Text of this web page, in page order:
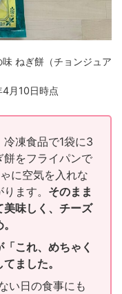
ねぎ餅（チョンジュア
月10日時点
凍食品で1袋に3
をフライパンで
に空気を入れな
ます。 そのまま
味しく、チーズ
「これ、めちゃく
ました。
い日の食事にも